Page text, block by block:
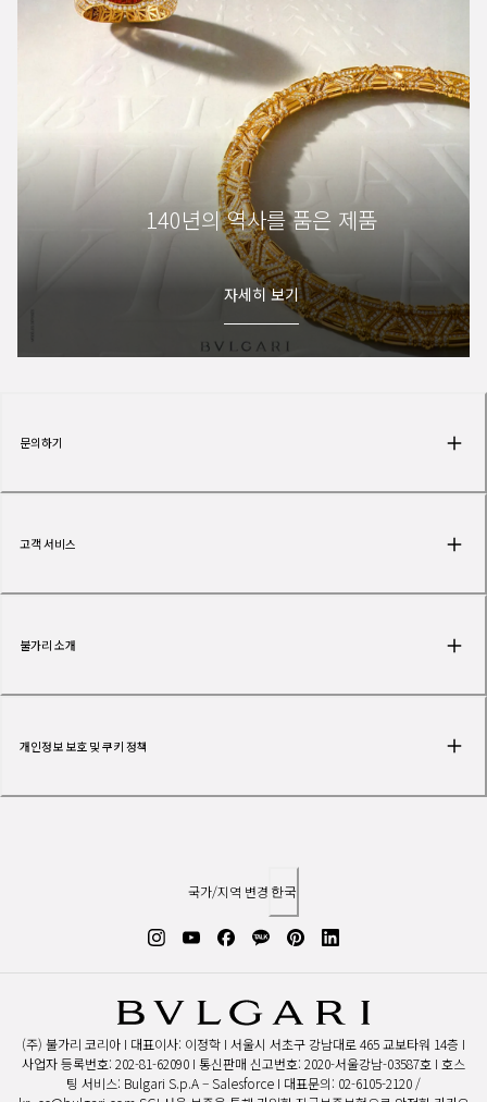
140년의 역사를 품은 제품
자세히 보기
문의하기
고객 서비스
불가리 소개
개인정보 보호 및 쿠키 정책
국가/지역 변경 한국
(주) 불가리 코리아 I 대표이사: 이정학 I 서울시 서초구 강남대로 465 교보타워 14층 I
사업자 등록번호: 202-81-62090 I 통신판매 신고번호: 2020-서울강남-03587호 I 호스
팅 서비스: Bulgari S.p.A – Salesforce I 대표문의: 02-6105-2120 /